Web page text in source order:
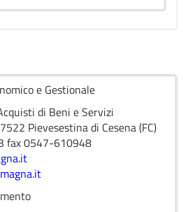
e Gestionale
di Beni e Servizi
Pievesestina di Cesena (FC)
fax 0547-610948